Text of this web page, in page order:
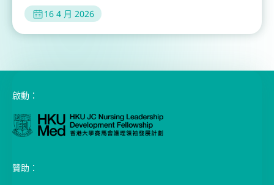
16 4 月 2026
啟動：
贊助：